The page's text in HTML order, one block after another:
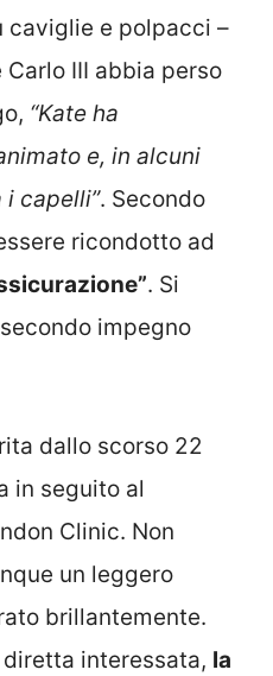
caviglie e polpacci –
Carlo III abbia perso
“Kate ha
e, in alcuni
capelli”. Secondo
ricondotto ad
. Si
impegno
dallo scorso 22
in seguito al
Clinic. Non
un leggero
brillantemente.
interessata, la